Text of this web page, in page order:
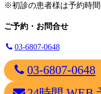
※初診の患者様は予約時間
ご予約・お問合せ
03-6807-0648
03-6807-0648